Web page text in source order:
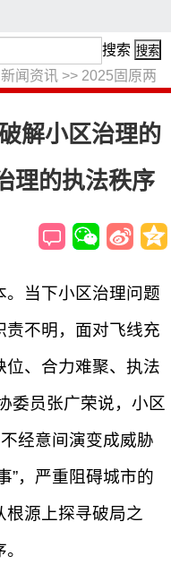
新闻资讯 >> 2025固原两
搜索 搜索
解小区治理的
理的执法秩序
。当下小区治理问题
责不明，面对飞线充
位、合力难聚、执法
委员张广荣说，小区
经意间演变成威胁
”，严重阻碍城市的
源上探寻破局之